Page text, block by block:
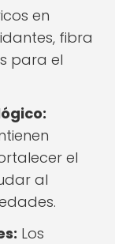
en
fibra
para el
el
al
Los